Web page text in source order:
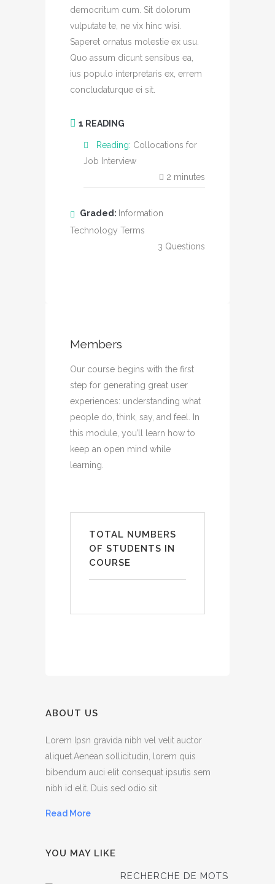
democritum cum. Sit dolorum
vulputate te, ne vix hinc wisi.
Saperet ornatus molestie ex usu.
Quo assum dicunt sensibus ea,
ius populo interpretaris ex, errem
concludaturque ei sit.
1 READING
Reading: Collocations for
Job Interview
2 minutes
Graded: Information
Technology Terms
3 Questions
Members
Our course begins with the first
step for generating great user
experiences: understanding what
people do, think, say, and feel. In
this module, you’ll learn how to
keep an open mind while
learning.
TOTAL NUMBERS
OF STUDENTS IN
COURSE
ABOUT US
Lorem Ipsn gravida nibh vel velit auctor
aliquet.Aenean sollicitudin, lorem quis
bibendum auci elit consequat ipsutis sem
nibh id elit. Duis sed odio sit
Read More
YOU MAY LIKE
RECHERCHE DE MOTS